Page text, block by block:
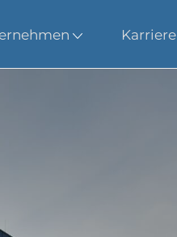
Karriere